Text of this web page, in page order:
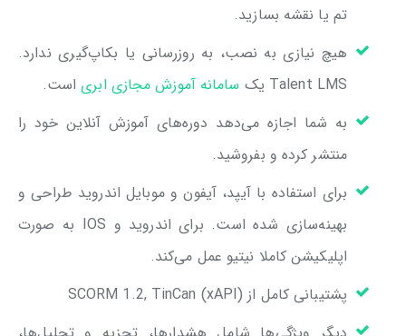
تم یا نقشه بسازید.
هیچ نیازی به نصب، به روزرسانی یا بکاپ‌گیری ندارد.
Talent LMS یک
سامانه آموزش مجازی ابریاست.
به شما اجازه می‌دهد دوره‌های آموزش آنلاین خود را
منتشر کرده و بفروشید.
برای استفاده با آیپد، آیفون و موبایل اندروید طراحی و
بهینه‌سازی شده است. برای اندروید و IOS به صورت
اپلیکیشن کاملا نیتیو عمل می‌کند.
پشتیبانی کامل از SCORM 1.2, TinCan (xAPI)